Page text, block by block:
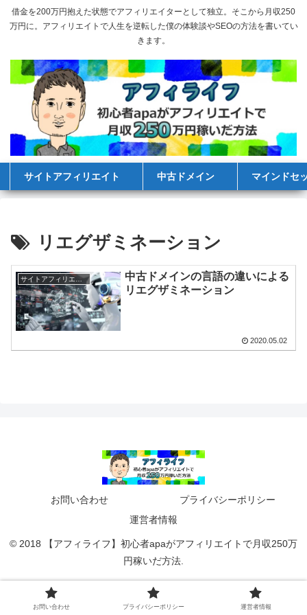
借金を200万円抱えた状態でアフィリエイターとして独立。そこから月収250
万円に。アフィリエイトで人生を逆転した僕の体験談やSEOの方法を書いてい
きます。
サイトアフィリエイト 中古ドメイン マインドセ
リエグザミネーション
サイトアフィリエイト
中古ドメインの言語の違いによる
リエグザミネーション
2020.05.02
お問い合わせ
プライバシーポリシー
運営者情報
© 2018 【アフィライフ】初心者apaがアフィリエイトで月収250万
円稼いだ方法.
お問い合わせ プライバシーポリシー 運営者情報